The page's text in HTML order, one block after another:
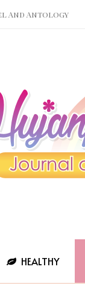
And Antology
HEALTHY